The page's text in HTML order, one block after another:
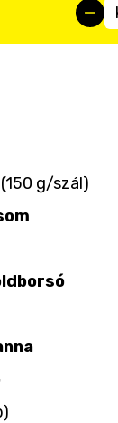
(150 g/szál)
)